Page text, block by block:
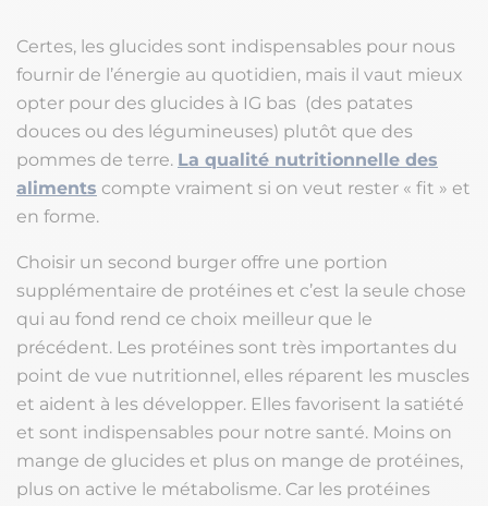
Certes, les glucides sont indispensables pour nous
fournir de l’énergie au quotidien, mais il vaut mieux
opter pour des glucides à IG bas (des patates
douces ou des légumineuses) plutôt que des
pommes de terre. La qualité nutritionnelle des
aliments compte vraiment si on veut rester « fit » et
en forme.
Choisir un second burger offre une portion
supplémentaire de protéines et c’est la seule chose
qui au fond rend ce choix meilleur que le
précédent. Les protéines sont très importantes du
point de vue nutritionnel, elles réparent les muscles
et aident à les développer. Elles favorisent la satiété
et sont indispensables pour notre santé. Moins on
mange de glucides et plus on mange de protéines,
plus on active le métabolisme. Car les protéines